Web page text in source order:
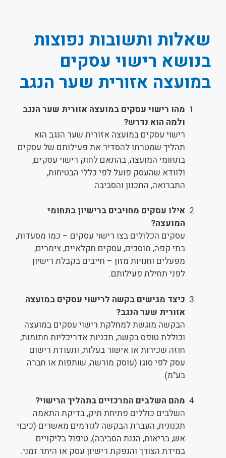
שאלות ותשובות נפוצות
בנושא רישוי עסקים
במועצה אזורית שער הנגב
מהו רישוי עסקים במועצה אזורית שער הנגב
ולמה הוא נדרש?
רישוי עסקים במועצה אזורית שער הנגב הוא
תהליך שמטרתו להסדיר את פעילותם של עסקים
בתחומי המועצה, בהתאם לחוק רישוי עסקים,
ולוודא שהעסק פועל לפי כללי הבטיחות,
התברואה, התכנון והסביבה.
אילו עסקים מחויבים ברישיון בתחומי
המועצה?
עסקים הכלולים בצו רישוי עסקים – כמו מסעדות,
בתי קפה, מוסכים, עסקים חקלאיים, צימרים,
מפעלים וחנויות מזון – חייבים בקבלת רישיון
לפני תחילת פעילותם.
כיצד מגישים בקשה לרישוי עסקים במועצה
אזורית שער הנגב?
הבקשה מוגשת למחלקת רישוי עסקים במועצה
וכוללת טופס בקשה, תכניות אדריכליות חתומות,
חוזה שכירות או אישור בעלות, ותעודת רישום
עסק לפי סוגו (עוסק מורשה, שותפות או חברה
בע"מ).
מהם השלבים המרכזיים בתהליך הרישוי?
השלבים כוללים פתיחת תיק, בדיקת התאמה
תכנונית, העברת הבקשה לגורמים מאשרים (כיבוי
אש, בריאות, הגנת הסביבה), טיפול בליקויים
במידת הצורך והנפקת רישיון עסק או היתר זמני.